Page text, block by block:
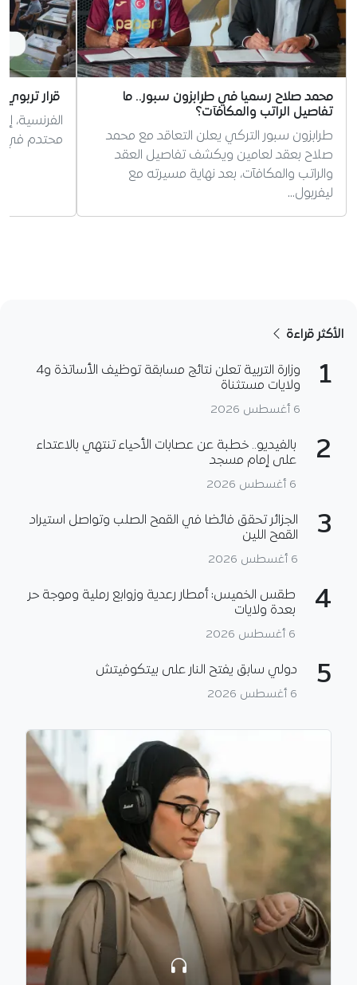
محمد صلاح رسميا في طرابزون سبور.. ما
تفاصيل الراتب والمكافآت؟
طرابزون سبور التركي يعلن التعاقد مع محمد
صلاح بعقد لعامين ويكشف تفاصيل العقد
والراتب والمكافآت، بعد نهاية مسيرته مع
ليفربول…
قرار
الفرنسية،
محتدم في
الأكثر قراءة
1
وزارة التربية تعلن نتائج مسابقة توظيف الأساتذة و4
ولايات مستثناة
6 أغسطس 2026
2
بالفيديو.. خطبة عن عصابات الأحياء تنتهي بالاعتداء
على إمام مسجد
6 أغسطس 2026
3
الجزائر تحقق فائضا في القمح الصلب وتواصل استيراد
القمح اللين
6 أغسطس 2026
4
طقس الخميس: أمطار رعدية وزوابع رملية وموجة حر
بعدة ولايات
6 أغسطس 2026
5 دولي سابق يفتح النار على بيتكوفيتش
6 أغسطس 2026